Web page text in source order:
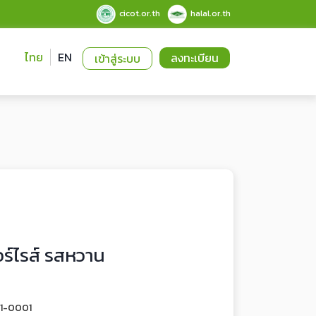
cicot.or.th halal.or.th
เข้าสู่ระบบ ลงทะเบียน
ไทย EN
ไรส์ รสหวาน
0001